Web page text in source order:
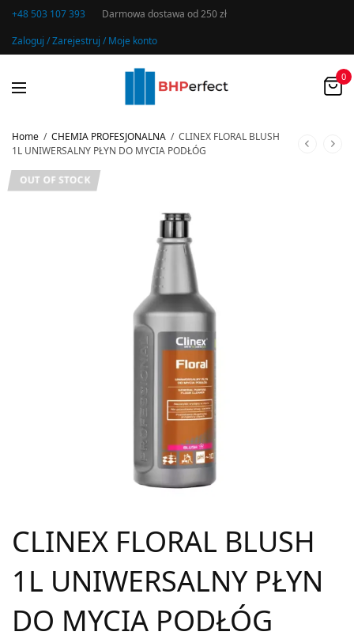
+48 503 107 393 Darmowa dostawa od 250 zł
Zaloguj / Zarejestruj / Moje konto
0
Home / CHEMIA PROFESJONALNA / CLINEX FLORAL BLUSH
1L UNIWERSALNY PŁYN DO MYCIA PODŁÓG
OUT OF STOCK
CLINEX FLORAL BLUSH
1L UNIWERSALNY PŁYN
DO MYCIA PODŁÓG